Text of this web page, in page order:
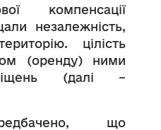
компенсації
незалежність,
цілість
(оренду) ними
(далі –
що